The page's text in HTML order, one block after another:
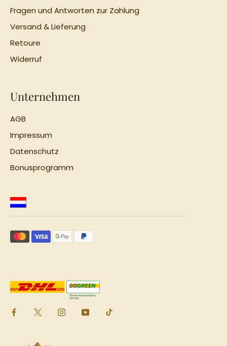
Fragen und Antworten zur Zahlung
Versand & Lieferung
Retoure
Widerruf
Unternehmen
AGB
Impressum
Datenschutz
Bonusprogramm